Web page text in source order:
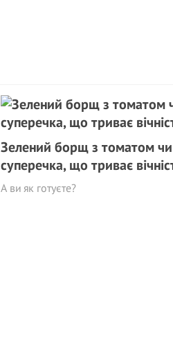
Зелений борщ з томатом
суперечка, що триває
А ви як готуєте?